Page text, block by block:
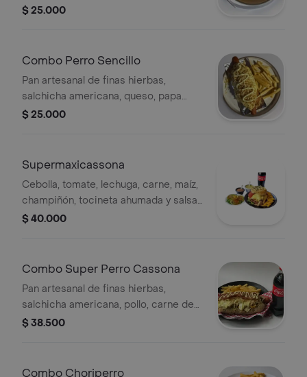
salsas de la casa. Incluye papas fritas
$ 25.000
Combo Perro Sencillo
Pan artesanal de finas hierbas,
salchicha americana, queso, papa
cabello de ángel y salsas de la casa,
$ 25.000
Supermaxicassona
Cebolla, tomate, lechuga, carne, maíz,
champiñón, tocineta ahumada y salsas
de la casa, acompañado de papa
$ 40.000
Combo Super Perro Cassona
Pan artesanal de finas hierbas,
salchicha americana, pollo, carne de
res ,tocineta ahumada, chorizo
de la casa, acompañado de papa
$ 38.500
Combo Choriperro